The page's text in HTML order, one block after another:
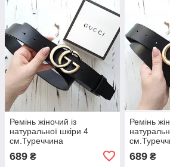
Ремінь жіночий із
натуральної шкіри 4
см.Туреччина
689 ₴
Ремінь
689₴